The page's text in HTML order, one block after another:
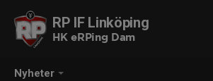
Nyheter
RP IF Linköping
HK eRPing Dam